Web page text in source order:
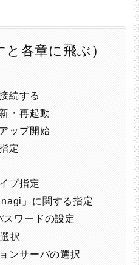
各章に飛ぶ）
続する
・再起動
ップ開始
定
プ指定
」に関する指定
ワードの設定
択
ンサーバの選択